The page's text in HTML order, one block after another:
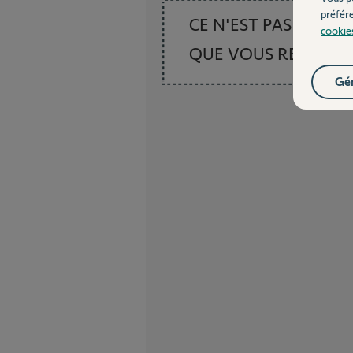
CE N'EST PAS CE
QUE VOUS